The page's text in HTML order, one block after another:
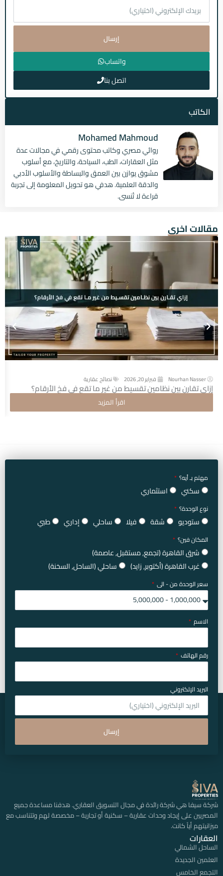
إرسال
واتساب
اتصل بنا
الكاتب
Mohamed Mahmoud
روائي مصري وكاتب محتوى رقمي في مجالات عدة
مثل العقارات، الطب، السياحة، والتاريخ، مع أسلوب
مشوق يوازن بين العمق والبساطة والأسلوب الأدبي
والدقة العلمية. هدفي هو تحويل المعلومة إلى تجربة
قراءة لا تُنسى.
مقالات اخرى
Nourhan Nasser فبراير 20, 2026 نصائح عقارية
إزاي تقارن بين نظامين تقسيط من غير ما تقع في فخ الأرقام؟
اقرأ المزيد
مهتم بـ أيه؟
سكني استثماري
نوع الوحدة؟
ستوديو شقة فيلا ساحلي إداري طبي
المكان فين؟
شرق القاهرة (تجمع, مستقبل, عاصمة)
غرب القاهرة (أكتوبر, زايد)
ساحلي (الساحل, السخنة)
سعر الوحدة من - الى
الاسم
رقم الهاتف
البريد الإلكتروني
إرسال
شركة سيفا هي شركة رائدة في مجال التسويق العقاري. هدفنا مساعدة جميع
المصريين على إيجاد وحدات عقارية – سكنية أو تجارية – مخصصة لهم وتتناسب مع
ميزانيتهم أياً كانت.
العقارات
الساحل الشمالي
العلمين الجديدة
التجمع الخامس